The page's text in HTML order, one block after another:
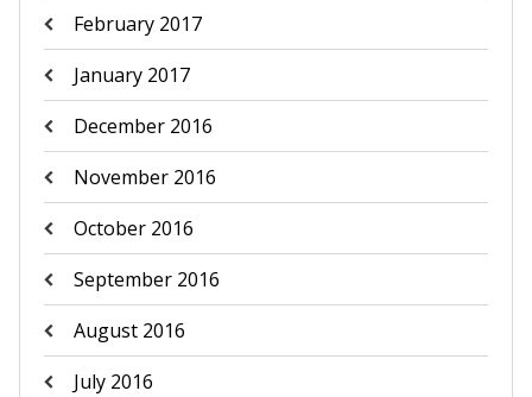
February 2017
January 2017
December 2016
November 2016
October 2016
September 2016
August 2016
July 2016